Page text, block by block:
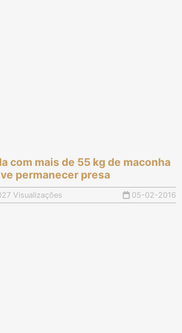
com mais de 55 kg de maconha
permanecer presa
Visualizações 05-02-2016